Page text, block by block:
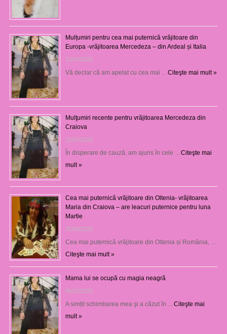
Mulțumiri pentru cea mai puternică vrăjitoare din
Europa -vrăjitoarea Mercedeza – din Ardeal și Italia
23/07/2026
Vă declar că am apelat cu cea mai …Citeşte mai mult »
Mulţumiri recente pentru vrăjitoarea Mercedeza din
Craiova
22/07/2026
În disperare de cauză, am ajuns în cele …Citeşte mai
mult »
Cea mai puternică vrăjitoare din Oltenia- vrăjitoarea
Maria din Craiova – are leacuri puternice pentru luna
Martie
25/03/2026
Cea mai puternică vrăjitoare din Oltenia și România, …
Citeşte mai mult »
Mama lui se ocupă cu magia neagră
05/12/2025
A simțit schimbarea mea şi a căzut în …Citeşte mai
mult »